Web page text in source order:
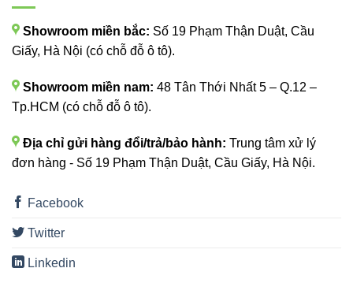
Showroom miền bắc: Số 19 Phạm Thận Duật, Cầu
Giấy, Hà Nội (có chỗ đỗ ô tô).
Showroom miền nam: 48 Tân Thới Nhất 5 – Q.12 –
Tp.HCM (có chỗ đỗ ô tô).
Địa chỉ gửi hàng đổi/trả/bảo hành: Trung tâm xử lý
đơn hàng - Số 19 Phạm Thận Duật, Cầu Giấy, Hà Nội.
Facebook
Twitter
Linkedin